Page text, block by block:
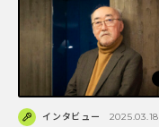
インタビュー 2025.03.18